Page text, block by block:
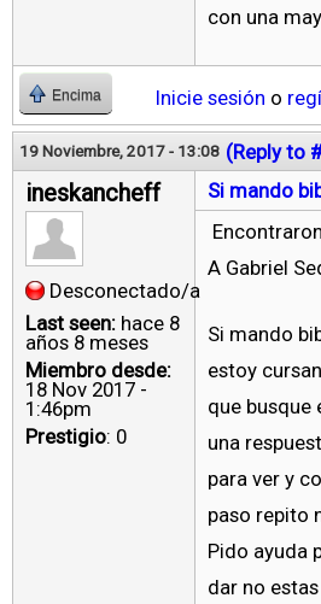
con una
Encima Inicie sesión o
19 Noviembre, 2017 - 13:08 (Reply to
ineskancheff
Desconectado/a
Last seen: hace 8
años 8 meses
Miembro desde:
18 Nov 2017 -
1:46pm
Prestigio: 0
Si mando
A Gabriel
Si mando
estoy
que busque
una
para ver y
paso repito
Pido ayuda
dar no